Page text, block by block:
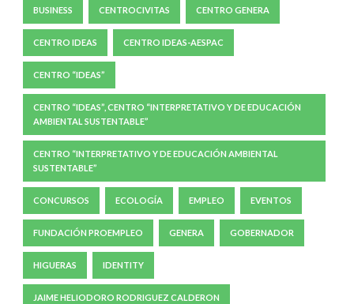
BUSINESS CENTROCIVITAS CENTRO GENERA
CENTRO IDEAS CENTRO IDEAS-AESPAC
CENTRO “IDEAS”
CENTRO “IDEAS”, CENTRO “INTERPRETATIVO Y DE EDUCACIÓN
AMBIENTAL SUSTENTABLE”
CENTRO “INTERPRETATIVO Y DE EDUCACIÓN AMBIENTAL
SUSTENTABLE”
CONCURSOS ECOLOGÍA EMPLEO EVENTOS
FUNDACIÓN PROEMPLEO GENERA GOBERNADOR
HIGUERAS IDENTITY
JAIME HELIODORO RODRIGUEZ CALDERON